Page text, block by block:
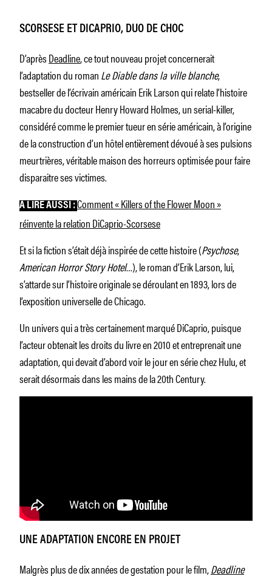
SCORSESE ET DICAPRIO, DUO DE CHOC
D’aprèsDeadline, ce tout nouveau projet concernerait
l’adaptation du romanLe Diable dans la ville blanche,
bestseller de l’écrivain américain Erik Larson qui relate l’histoire
macabre du docteur Henry Howard Holmes, un serial-killer,
considéré comme le premier tueur en série américain, à l’origine
de la construction d’un hôtel entièrement dévoué à ses pulsions
meurtrières, véritable maison des horreurs optimisée pour faire
disparaitre ses victimes.
À LIRE AUSSI :Comment « Killers of the Flower Moon »
réinvente la relation DiCaprio-Scorsese
Et si la fiction s’était déjà inspirée de cette histoire (Psychose,
American Horror Story Hotel…), le roman d’Erik Larson, lui,
s’attarde sur l’histoire originale se déroulant en 1893, lors de
l’exposition universelle de Chicago.
Un univers qui a très certainement marqué DiCaprio, puisque
l’acteur obtenait les droits du livre en 2010 et entreprenait une
adaptation, qui devait d’abord voir le jour en série chez Hulu, et
serait désormais dans les mains de la 20th Century.
UNE ADAPTATION ENCORE EN PROJET
Malgrès plus de dix années de gestation pour le film,Deadline